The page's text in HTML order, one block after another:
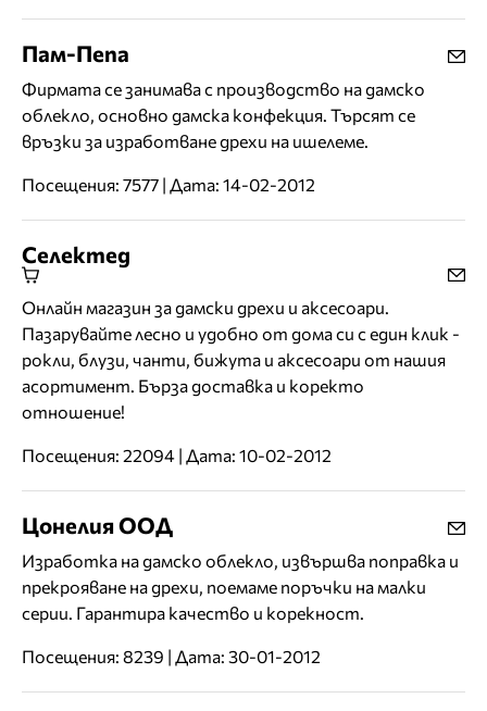
Пам-Пепа
Фирмата се занимава с производство на дамско
облекло, основно дамска конфекция. Търсят се
връзки за изработване дрехи на ишелеме.
Посещения: 7577 | Дата: 14-02-2012
Селектед
Онлайн магазин за дамски дрехи и аксесоари.
Пазарувайте лесно и удобно от дома си с един клик -
рокли, блузи, чанти, бижута и аксесоари от нашия
асортимент. Бърза доставка и коректо
отношение!
Посещения: 22094 | Дата: 10-02-2012
Цонелия ООД
Изработка на дамско облекло, извършва поправка и
прекрояване на дрехи, поемаме поръчки на малки
серии. Гарантира качество и корекност.
Посещения: 8239 | Дата: 30-01-2012